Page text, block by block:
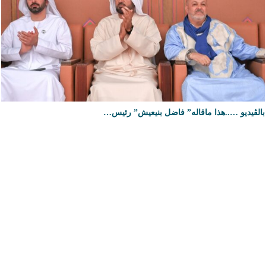
بالڤيديو …..هذا ماقاله” فاضل بنيعيش” رئيس…